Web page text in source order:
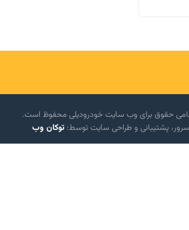
سرور، پشتیبانی و طراحی سایت توسط: توکان وب